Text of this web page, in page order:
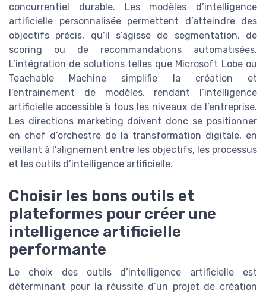
concurrentiel durable. Les modèles d’intelligence
artificielle personnalisée permettent d’atteindre des
objectifs précis, qu’il s’agisse de segmentation, de
scoring ou de recommandations automatisées.
L’intégration de solutions telles que Microsoft Lobe ou
Teachable Machine simplifie la création et
l’entrainement de modèles, rendant l’intelligence
artificielle accessible à tous les niveaux de l’entreprise.
Les directions marketing doivent donc se positionner
en chef d’orchestre de la transformation digitale, en
veillant à l’alignement entre les objectifs, les processus
et les outils d’intelligence artificielle.
Choisir les bons outils et
plateformes pour créer une
intelligence artificielle
performante
Le choix des outils d’intelligence artificielle est
déterminant pour la réussite d’un projet de création